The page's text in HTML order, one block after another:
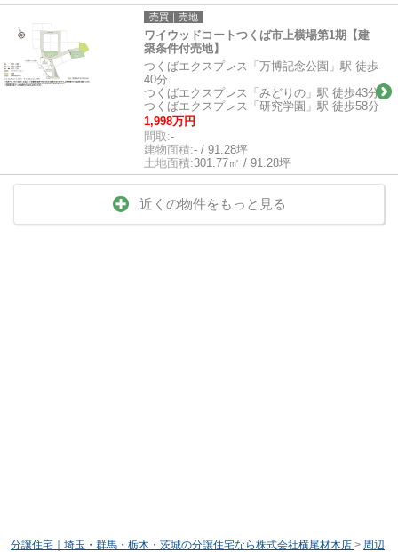
売買｜売地
ワイウッドコートつくば市上横場第1期【建
築条件付売地】
つくばエクスプレス「万博記念公園」駅 徒歩
40分
つくばエクスプレス「みどりの」駅 徒歩43分
つくばエクスプレス「研究学園」駅 徒歩58分
1,998万円
間取:-
建物面積:- / 91.28坪
土地面積:301.77㎡ / 91.28坪
近くの物件をもっと見る
分譲住宅｜埼玉・群馬・栃木・茨城の分譲住宅なら株式会社横尾材木店 > 周辺